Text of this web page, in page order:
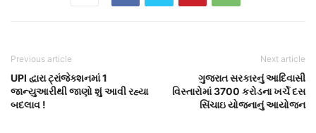
Previous article
UPI દ્વારા ટ્રાંજેક્શનમાં 1
જાન્યુઆરીથી જાણો શું આવી રહ્યા
બદલાવ !
Next article
ગુજરાત સરકારનું આદિવાસી
વિસ્તારોમાં 3700 કરોડના ખર્ચે દસ
સિંચાઇ યોજનાનું આયોજન